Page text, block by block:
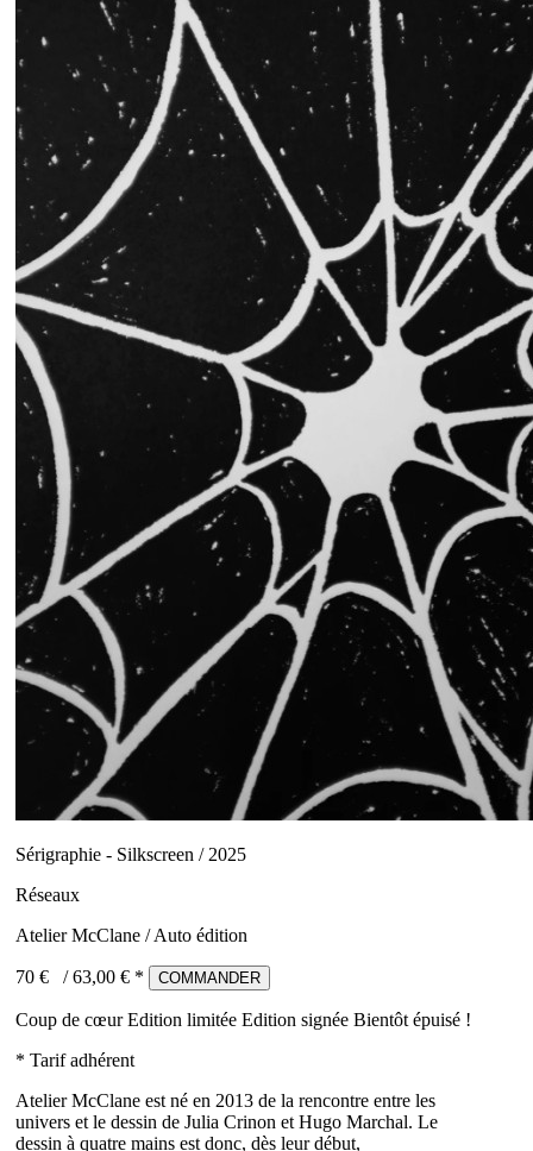
Sérigraphie - Silkscreen / 2025
Réseaux
Atelier McClane / Auto édition
70 € /63,00 € * COMMANDER
Coup de cœur Edition limitée Edition signée Bientôt épuisé !
* Tarif adhérent
Atelier McClane est né en 2013 de la rencontre entre les
univers et le dessin de Julia Crinon et Hugo Marchal. Le
dessin à quatre mains est donc, dès leur début,